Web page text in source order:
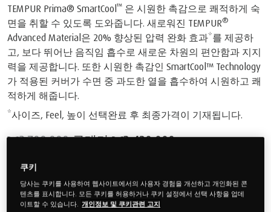
TEMPUR Prima® SmartCool™ 은 시원한 촉감으로 쾌적하게 숙
면을 취할 수 있도록 도와줍니다. 새로워진 TEMPUR®
Advanced Material은 20% 향상된 압력 완화 효과*를 제공하
고, 보다 뛰어난 음직임 흡수로 새로운 차원의 편안함과 지지
력을 제공합니다. 또한 시원한 촉감인 SmartCool™ Technology
가 적용된 커버가 수면 중 과도한 열을 흡수하여 시원하고 쾌
적하게 해줍니다.
*사이즈, Feel, 높이 선택완료 후 최종가격이 기재됩니다.
₩2,700,000구매가₩2,430,000할인 ₩270,000
쿠키
당사는 쿠키를 사용하여 웹사이트에서의 사용자 경험을 개선하고 개인화된 콘
텐츠를 표시합니다. 모든 쿠키를 허용하거나 쿠키 설정에서 선택 사항을 업데
이트할 수 있습니다. 개인정보 및 쿠키관련 고지